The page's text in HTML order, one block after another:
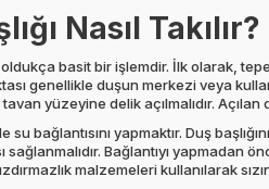
Nasıl Takılır?
oldukça basit bir işlemdir. İlk olarak,
genellikle duşun merkezi veya
yüzeyine delik açılmalıdır.
su bağlantısını yapmaktır. Duş
Bağlantıyı yapmadan
malzemeleri kullanılarak